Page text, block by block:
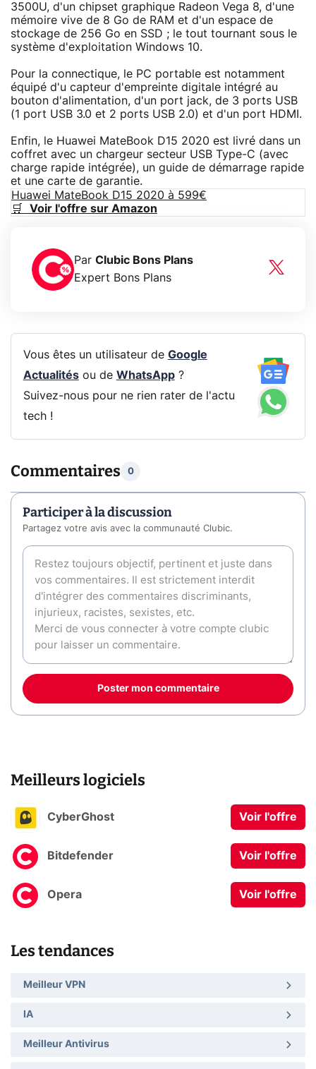
3500U, d'un chipset graphique Radeon Vega 8, d'une
mémoire vive de 8 Go de RAM et d'un espace de
stockage de 256 Go en SSD ; le tout tournant sous le
système d'exploitation Windows 10.
Pour la connectique, le PC portable est notamment
équipé d'u capteur d'empreinte digitale intégré au
bouton d'alimentation, d'un port jack, de 3 ports USB
(1 port USB 3.0 et 2 ports USB 2.0) et d'un port HDMI.
Enfin, le Huawei MateBook D15 2020 est livré dans un
coffret avec un chargeur secteur USB Type-C (avec
charge rapide intégrée), un guide de démarrage rapide
et une carte de garantie.
Huawei MateBook D15 2020 à 599€
🛒 Voir l'offre sur Amazon
Par Clubic Bons Plans
Expert Bons Plans
Vous êtes un utilisateur de Google
Actualitésou de WhatsApp?
Suivez-nous pour ne rien rater de l'actu
tech !
Commentaires 0
Participer à la discussion
Partagez votre avis avec la communauté Clubic.
Poster mon commentaire
Meilleurs logiciels
CyberGhost Voir l'offre
Bitdefender Voir l'offre
Opera Voir l'offre
Les tendances
Meilleur VPN
IA
Meilleur Antivirus